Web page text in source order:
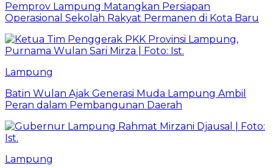
Pemprov Lampung Matangkan Persiapan
Operasional Sekolah Rakyat Permanen di Kota Baru
Lampung
Batin Wulan Ajak Generasi Muda Lampung Ambil
Peran dalam Pembangunan Daerah
Lampung